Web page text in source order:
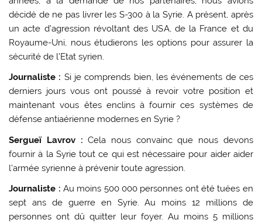
décidé de ne pas livrer les S-300 à la Syrie. A présent, après
un acte d’agression révoltant des USA, de la France et du
Royaume-Uni, nous étudierons les options pour assurer la
sécurité de l’Etat syrien.
Journaliste : Si je comprends bien, les événements de ces
derniers jours vous ont poussé à revoir votre position et
maintenant vous êtes enclins à fournir ces systèmes de
défense antiaérienne modernes en Syrie ?
Sergueï Lavrov : Cela nous convainc que nous devons
fournir à la Syrie tout ce qui est nécessaire pour aider aider
l’armée syrienne à prévenir toute agression.
Journaliste : Au moins 500 000 personnes ont été tuées en
sept ans de guerre en Syrie. Au moins 12 millions de
personnes ont dû quitter leur foyer. Au moins 5 millions